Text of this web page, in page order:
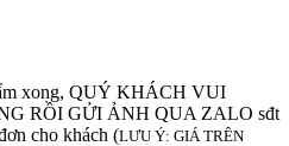
xong, QUÝ KHÁCH VUI
RỒI GỬI ẢNH QUA ZALO sđt
cho khách (LƯU Ý: GIÁ TRÊN